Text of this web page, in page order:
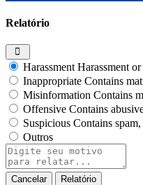
Relatório
Harassment Harassment
Inappropriate Contains
Misinformation Contains
Offensive Contains
Suspicious Contains
Outros
Relatório
de
observação
Relatório